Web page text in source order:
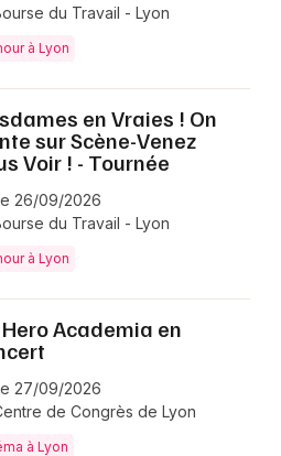
du Travail - Lyon
à Lyon
en Vraies ! On
sur Scène-Venez
Voir ! - Tournée
26/09/2026
du Travail - Lyon
à Lyon
Academia en
27/09/2026
de Congrès de Lyon
à Lyon